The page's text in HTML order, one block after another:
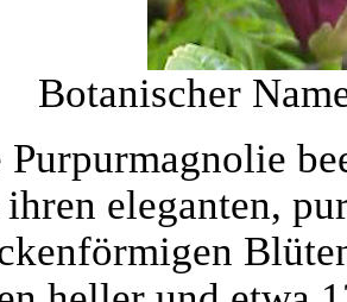
Botanischer
Purpurmagnolie
eleganten,